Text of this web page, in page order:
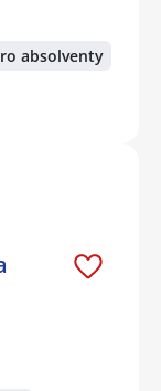
absolventy